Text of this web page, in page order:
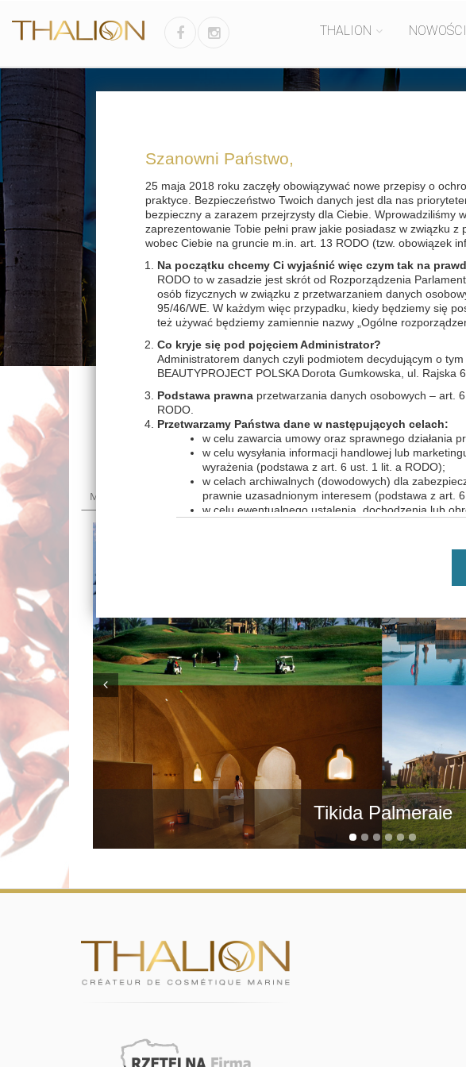
Szanowni Państwo,
25 maja 2018 roku zaczęły obowiązywać nowe przepisy o
praktyce. Bezpieczeństwo Twoich danych jest dla nas
bezpieczny a zarazem przejrzysty dla Ciebie.
zaprezentowanie Tobie pełni praw jakie posiadasz w związku
wobec Ciebie na gruncie m.in. art. 13 RODO (tzw. obowiązek
Na początku chcemy Ci wyjaśnić więc czym tak na
RODO to w zasadzie jest skrót od Rozporządzenia
osób fizycznych w związku z przetwarzaniem danych
95/46/WE. W każdym więc przypadku, kiedy będziemy się
też używać będziemy zamiennie nazwy „Ogólne
Co kryje się pod pojęciem Administrator?
Administratorem danych czyli podmiotem decydującym o
BEAUTYPROJECT POLSKA Dorota Gumkowska, ul. Rajska
Podstawa prawna przetwarzania danych osobowych – art.
RODO.
Przetwarzamy Państwa dane w następujących celach:
w celu zawarcia umowy oraz sprawnego działania
w celu wysyłania informacji handlowej lub
wyrażenia (podstawa z art. 6 ust. 1 lit. a RODO);
w celach archiwalnych (dowodowych) dla
prawnie uzasadnionym interesem (podstawa z art.
w celu ewentualnego ustalenia, dochodzenia lub
w celu oferowania Pani/Pana przez nas produktów
Dbamy o poufność Twoich danych. Będziemy mogli je
RODO. W szczególności może tu dojść do powierzenia
organizacyjnych (firmy zajmujące się obsługą przewozu
szczegółowe informacje nt. zakresów świadczenia usług
Inspektorem ochrony danych bądź innym pracownikiem
współpracującym z nami w celu zapewniania ciągłości
rodzaju usług, których świadczenie nie odbywa się w sposób
elektronicznej. Będziemy także mogli udostępnić Twoje
prawne, firmy windykacyjne itp., kiedy będziemy zmuszeni
Państwa dane osobowe nie będą przekazywane do
Okres retencji czyli jak długo będziemy przetwarzać
Będziemy przetwarzać Twoje dane nie dłużej niż to
przetwarzać tak długo jak będziemy do tego zobligowani
roku kalendarzowego, w którym powstał obowiązek
- jeżeli dane osobowe będą przetwarzane przez nas w celu
przetwarzać w tym celu przez okres przedawnienia
- po zrealizowaniu celu pierwotnego dla którego zostały
Przysługują Pani/ Panu następujące prawa:
prawo dostępu do treści swoich danych osobowych
prawo do sprostowania (poprawienia) swoich danych;
prawo do usunięcia danych - jeżeli Pani/Pana
prawo do ograniczenia przetwarzania danych -
wyłącznie do ich przechowywania lub
nieprawidłowe dane na Pani/Pana temat lub
THALION NOWOŚCI
POLSKA
AFRYKA - PRESTIŻOWE
MAROKO MAURITIUS TUNEZJA
Tikida Palmeraie
Prev